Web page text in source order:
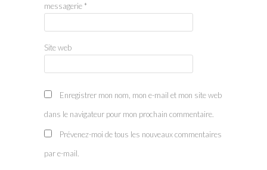
messagerie *
Site web
Enregistrer mon nom, mon e-mail et mon site web
dans le navigateur pour mon prochain commentaire.
Prévenez-moi de tous les nouveaux commentaires
par e-mail.